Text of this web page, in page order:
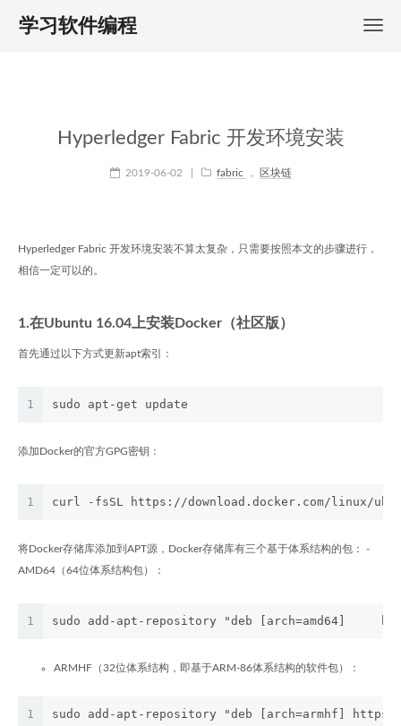
学习软件编程
Hyperledger Fabric 开发环境安装
2019-06-02 fabric ， 区块链
Hyperledger Fabric 开发环境安装不算太复杂，只需要按照本文的步骤进行，
相信一定可以的。
1.在Ubuntu 16.04上安装Docker（社区版）
首先通过以下方式更新apt索引：
1 sudo apt-get update
添加Docker的官方GPG密钥：
1 curl -fsSL https://download.docker.com/linux/
将Docker存储库添加到APT源，Docker存储库有三个基于体系结构的包： -
AMD64（64位体系结构包）：
1 sudo add-apt-repository "deb [arch=amd64]
ARMHF（32位体系结构，即基于ARM-86体系结构的软件包）：
1 sudo add-apt-repository "deb [arch=armhf]